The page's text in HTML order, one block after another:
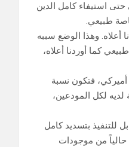
استيفاء كامل الدين
طبيعي.
أعلاه. وهذا الوضع سببه
كما أوردنا أعلاه،
فتكون نسبة
يمكنه تسديد فقط ٢٠% من قيمة الوديعة لديه لكل المودعين،
للتنفيذ بتسديد كامل
حالياً من موجودات